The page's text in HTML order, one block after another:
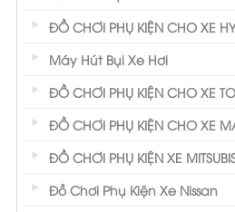
ĐỒ CHƠI PHỤ KIỆN CHO XE
Máy Hút Bụi Xe Hơi
ĐỒ CHƠI PHỤ KIỆN CHO XE
ĐỒ CHƠI PHỤ KIỆN CHO XE
ĐỒ CHƠI PHỤ KIỆN XE
Đồ Chơi Phụ Kiện Xe Nissan